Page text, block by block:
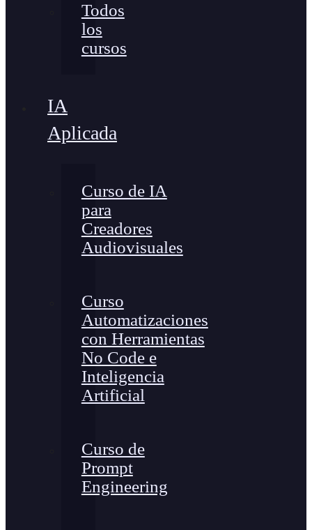
Todos
los
cursos
IA
Aplicada
Curso de IA
para
Creadores
Audiovisuales
Curso
Automatizaciones
con Herramientas
No Code e
Inteligencia
Artificial
Curso de
Prompt
Engineering